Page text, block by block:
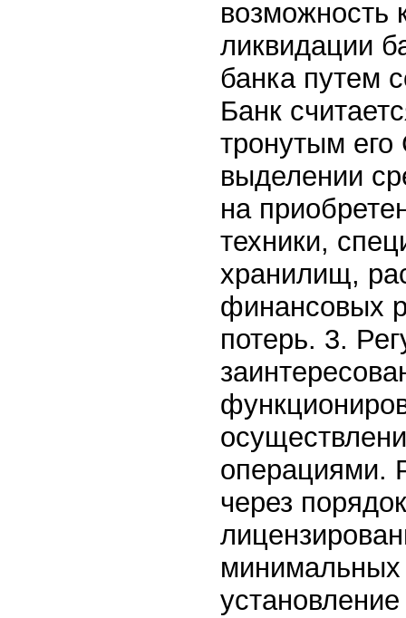
возможность
ликвидации
банка путем
Банк
тронутым
выделении
на
техники,
хранилищ,
финансовых
потерь. 3.
операциями.
через
минимальных